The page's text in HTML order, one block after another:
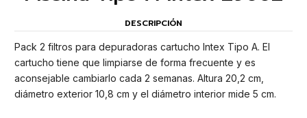
DESCRIPCIÓN
Pack 2 filtros para depuradoras cartucho Intex Tipo A. El
cartucho tiene que limpiarse de forma frecuente y es
aconsejable cambiarlo cada 2 semanas. Altura 20,2 cm,
diámetro exterior 10,8 cm y el diámetro interior mide 5 cm.